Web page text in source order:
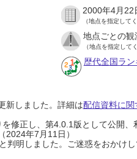
2000年4月22
（地点を指定して
地点ごとの
（地点を指定して
歴代全国ラ
新しました。詳細は配信資料に関
修正し、第4.0.1版として公開
2024年7月11日）
明しました。ご迷惑をおかけ